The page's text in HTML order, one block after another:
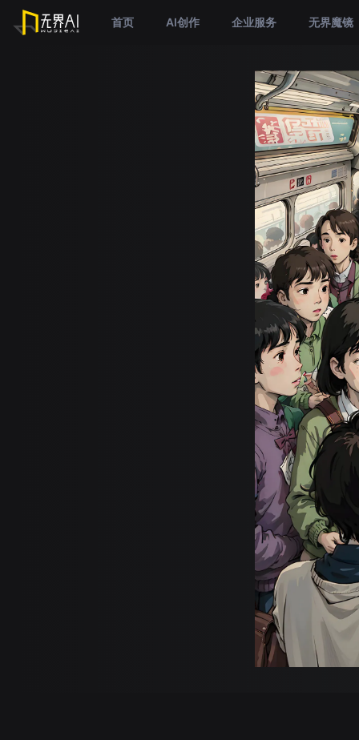
首页 AI创作 企业服务 无界魔镜